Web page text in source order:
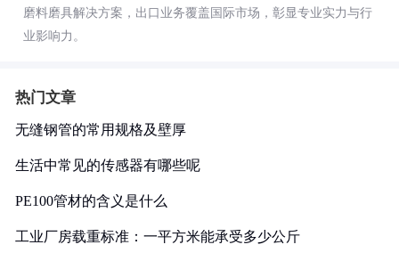
磨料磨具解决方案，出口业务覆盖国际市场，彰显专业实力与行
业影响力。
热门文章
无缝钢管的常用规格及壁厚
生活中常见的传感器有哪些呢
PE100管材的含义是什么
工业厂房载重标准：一平方米能承受多少公斤